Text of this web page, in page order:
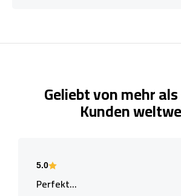
Geliebt von mehr als
Kunden
5.0
Perfekt...